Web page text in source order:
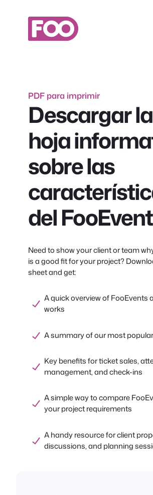
contenido
PDF para imprimir
Descargar la
hoja
sobre las
del
Need to show your client or team
is a good fit for your project?
sheet and get:
A quick overview of FooEvents
works
A summary of our most
Key benefits for ticket sales,
management, and check-ins
A simple way to compare
your project requirements
A handy resource for client
discussions, and planning